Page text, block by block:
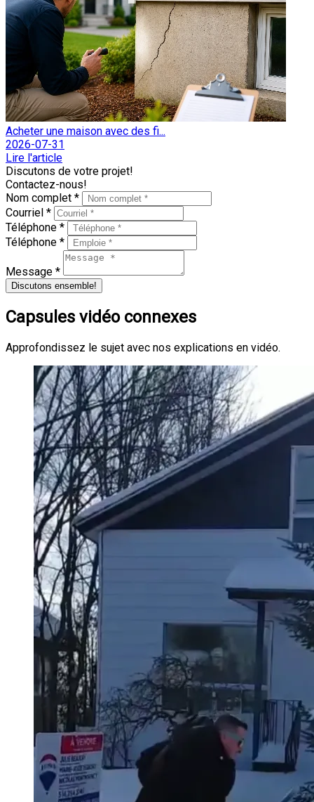
Acheter une maison avec des fi...
2026-07-31
Lire l'article
Discutons de votre projet!
Contactez-nous!
Nom complet *
Courriel *
Téléphone *
Téléphone *
Message *
Discutons ensemble!
Capsules vidéo connexes
Approfondissez le sujet avec nos explications en vidéo.